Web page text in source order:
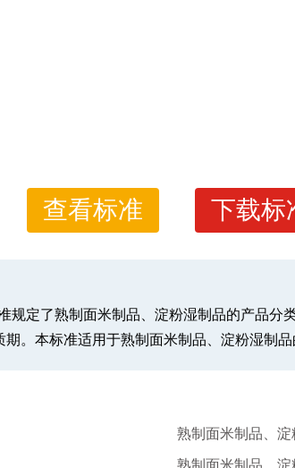
查看标准 下载标
规定了熟制面米制品、淀粉湿制品的产品
。本标准适用于熟制面米制品、淀粉湿制品
熟制面米制品、
熟制面米制品、